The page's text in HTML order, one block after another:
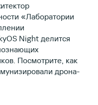
«Лаборатории
Night делится
Посмотрите, как
дрона-